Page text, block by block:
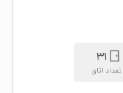
31
تعداد اتاق